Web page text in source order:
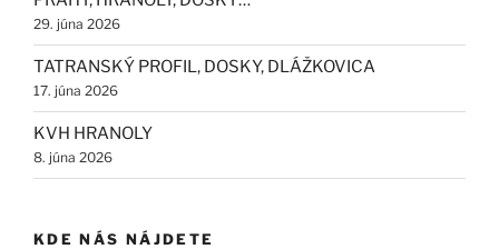
29. júna 2026
TATRANSKÝ PROFIL, DOSKY, DLÁŽKOVICA
17. júna 2026
KVH HRANOLY
8. júna 2026
KDE NÁS NÁJDETE